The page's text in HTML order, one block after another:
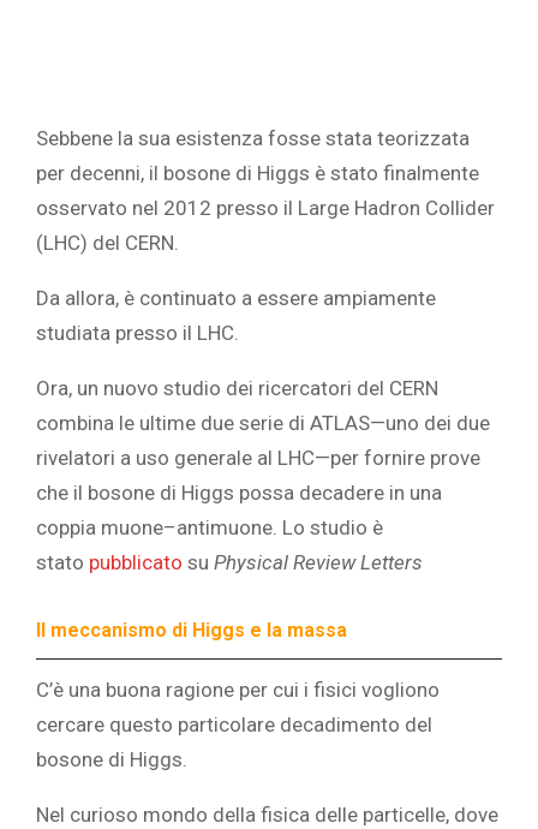
Sebbene la sua esistenza fosse stata teorizzata
per decenni, il bosone di Higgs è stato finalmente
osservato nel 2012 presso il Large Hadron Collider
(LHC) del CERN.
Da allora, è continuato a essere ampiamente
studiata presso il LHC.
Ora, un nuovo studio dei ricercatori del CERN
combina le ultime due serie di ATLAS—uno dei due
rivelatori a uso generale al LHC—per fornire prove
che il bosone di Higgs possa decadere in una
coppia muone–antimuone. Lo studio è
stato pubblicato su Physical Review Letters
Il meccanismo di Higgs e la massa
C’è una buona ragione per cui i fisici vogliono
cercare questo particolare decadimento del
bosone di Higgs.
Nel curioso mondo della fisica delle particelle, dove